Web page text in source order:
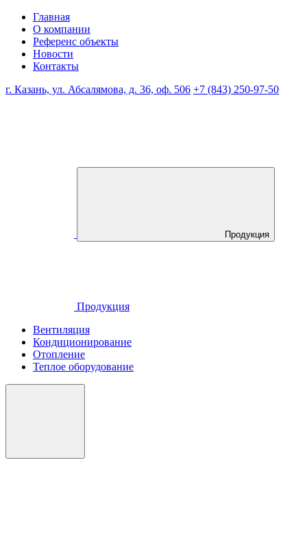
Главная
О компании
Референс объекты
Новости
Контакты
г. Казань, ул. Абсалямова, д. 36, оф. 506 +7 (843) 250-97-50
Продукция
Продукция
Вентиляция
Кондиционирование
Отопление
Теплое оборудование